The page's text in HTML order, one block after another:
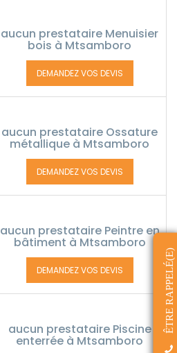
aucun prestataire Menuisier
bois à Mtsamboro
DEMANDEZ VOS DEVIS
aucun prestataire Ossature
métallique à Mtsamboro
DEMANDEZ VOS DEVIS
aucun prestataire Peintre en
bâtiment à Mtsamboro
DEMANDEZ VOS DEVIS
aucun prestataire Piscine
enterrée à Mtsamboro
ÊTRE RAPPELÉ(E)